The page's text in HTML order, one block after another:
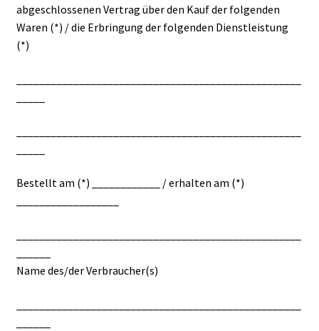
abgeschlossenen Vertrag über den Kauf der folgenden
Waren (*) / die Erbringung der folgenden Dienstleistung
(*)
Bestellt am (*) ____________ / erhalten am (*)
Name des/der Verbraucher(s)